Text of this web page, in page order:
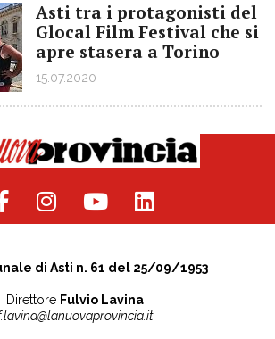
Asti tra i protagonisti del
Glocal Film Festival che si
apre stasera a Torino
15.07.2020
di Asti n. 61 del 25/09/1953
Direttore Fulvio Lavina